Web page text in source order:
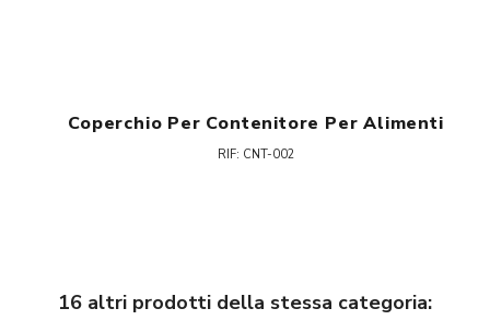
Coperchio Per Contenitore Per Alimenti
RIF: CNT-002
16 altri prodotti della stessa categoria: